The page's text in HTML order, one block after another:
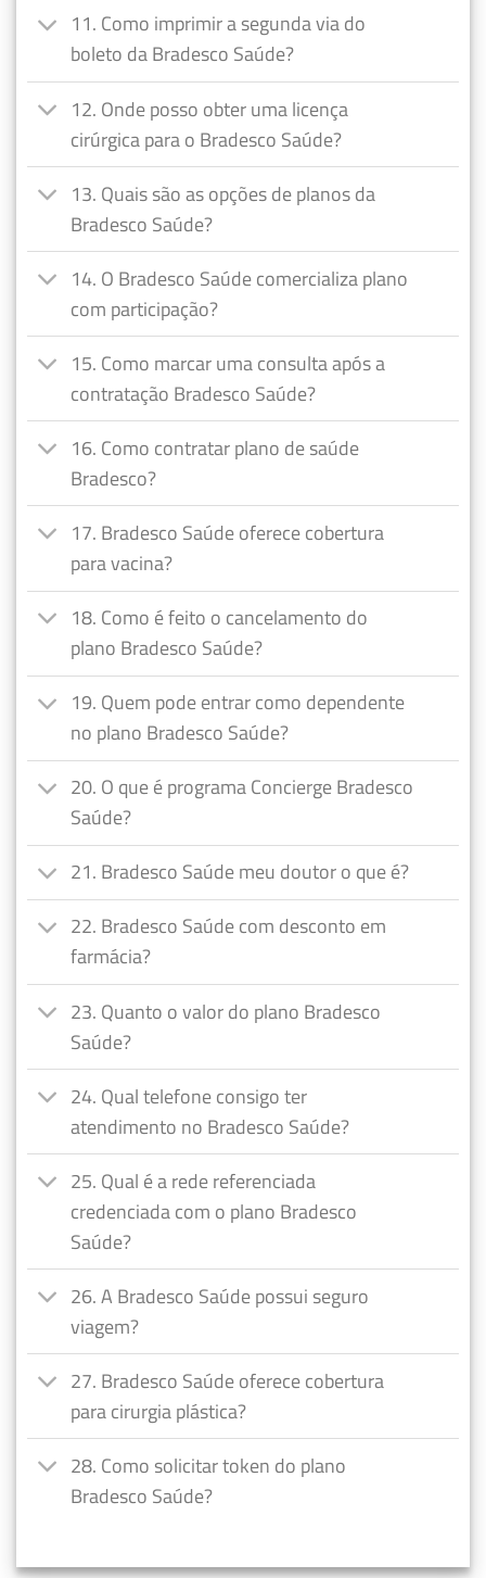
11. Como imprimir a segunda via do
boleto da Bradesco Saúde?
12. Onde posso obter uma licença
cirúrgica para o Bradesco Saúde?
13. Quais são as opções de planos da
Bradesco Saúde?
14. O Bradesco Saúde comercializa plano
com participação?
15. Como marcar uma consulta após a
contratação Bradesco Saúde?
16. Como contratar plano de saúde
Bradesco?
17. Bradesco Saúde oferece cobertura
para vacina?
18. Como é feito o cancelamento do
plano Bradesco Saúde?
19. Quem pode entrar como dependente
no plano Bradesco Saúde?
20. O que é programa Concierge Bradesco
Saúde?
21. Bradesco Saúde meu doutor o que é?
22. Bradesco Saúde com desconto em
farmácia?
23. Quanto o valor do plano Bradesco
Saúde?
24. Qual telefone consigo ter
atendimento no Bradesco Saúde?
25. Qual é a rede referenciada
credenciada com o plano Bradesco
Saúde?
26. A Bradesco Saúde possui seguro
viagem?
27. Bradesco Saúde oferece cobertura
para cirurgia plástica?
28. Como solicitar token do plano
Bradesco Saúde?